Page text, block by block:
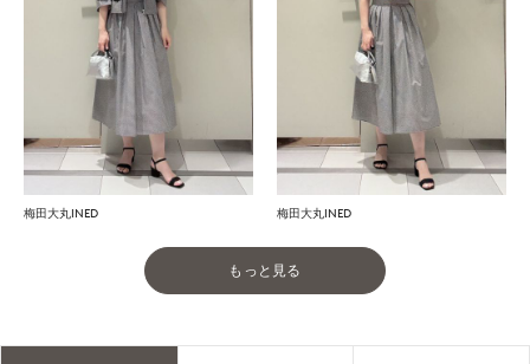
梅田大丸INED 梅田大丸INED
もっと見る